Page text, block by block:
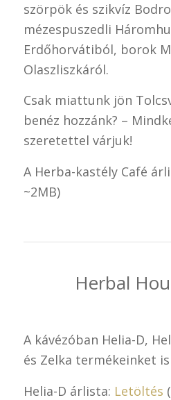
szörpök és szikvíz
mézespuszedli
Erdőhorvátiból, borok
Olaszliszkáról.
Csak miattunk jön
benéz hozzánk? –
szeretettel várjuk!
A Herba-kastély Café
~2MB)
Herbal
A kávézóban Helia-D,
és Zelka termékeinket
Helia-D árlista: Letöltés